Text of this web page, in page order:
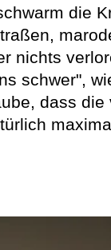
die
nichts
schwer",
dass die